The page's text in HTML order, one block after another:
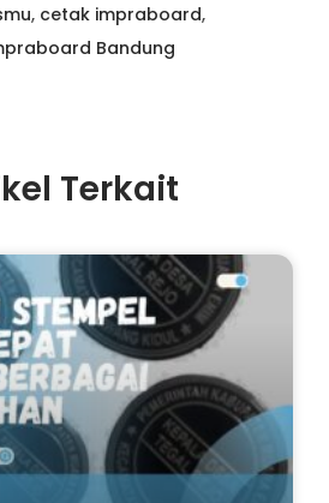
, cetak impraboard,
Bandung
Terkait